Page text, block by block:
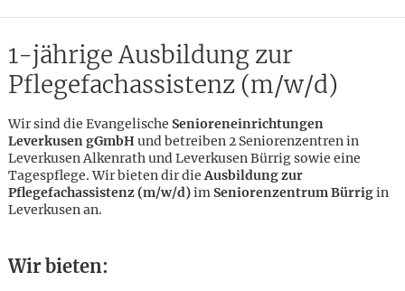
1-jährige Ausbildung zur
Pflegefachassistenz (m/w/d)
Wir sind die Evangelische Senioreneinrichtungen
Leverkusen gGmbH und betreiben 2 Seniorenzentren in
Leverkusen Alkenrath und Leverkusen Bürrig sowie eine
Tagespflege. Wir bieten dir dieAusbildung zur
Pflegefachassistenz (m/w/d)imSeniorenzentrum Bürrigin
Leverkusen an.
Wir bieten: